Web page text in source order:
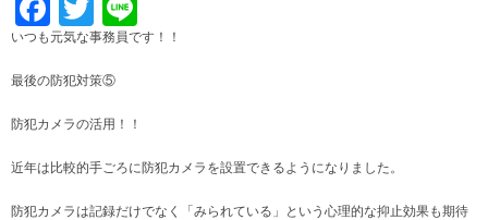
Facebook
Twitter
いつも元気な事務員です！！
最後の防犯対策⑤
防犯カメラの活用！！
近年は比較的手ごろに防犯カメラを設置できるようになりました。
防犯カメラは記録だけでなく「みられている」という心理的な抑止効果も期待